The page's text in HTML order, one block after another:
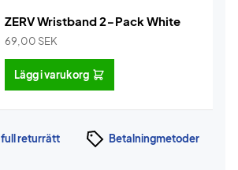
ZERV Wristband 2-Pack White
69,00 SEK
Lägg i varukorg
full returrätt Betalningmetoder